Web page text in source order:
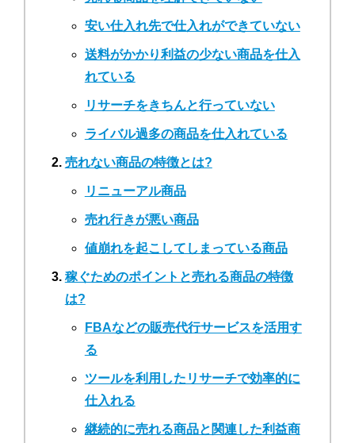
安い仕入れ先で仕入れができていない
送料がかかり利益の少ない商品を仕入
れている
リサーチをきちんと行っていない
ライバル過多の商品を仕入れている
売れない商品の特徴とは?
リニューアル商品
売れ行きが悪い商品
値崩れを起こしてしまっている商品
稼ぐためのポイントと売れる商品の特徴
は?
FBAなどの販売代行サービスを活用す
る
ツールを利用したリサーチで効率的に
仕入れる
継続的に売れる商品と関連した利益商